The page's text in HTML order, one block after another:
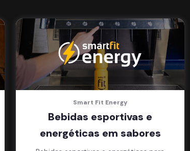
Smart Fit Energy
Bebidas esportivas e
energéticas em sabores